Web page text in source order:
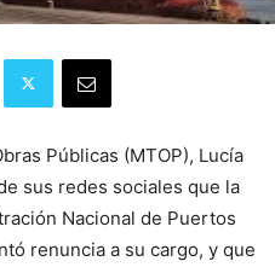
Públicas (MTOP), Lucía
sus redes sociales que la
Nacional de Puertos
renuncia a su cargo, y que